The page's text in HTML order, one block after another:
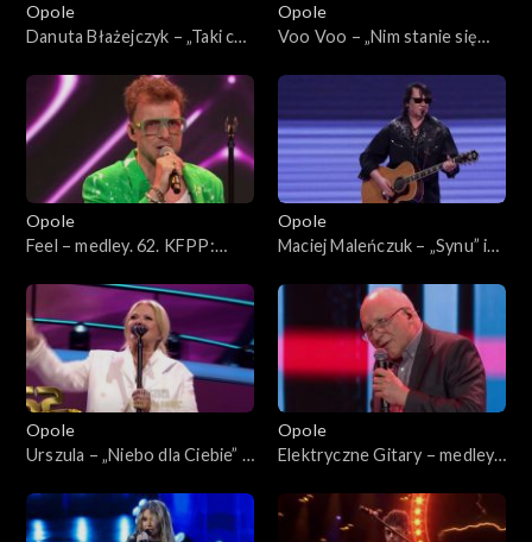
Opole
Danuta Błażejczyk – „Taki cud
„SuperJedynki”
Opole
Voo Voo – „Nim stanie się
Koncert „SuperJedynki”
Opole
Feel – medley. 62. KFPP:
Opole
Maciej Maleńczuk – „Synu” i
KFPP: Koncert
„SuperJedynki”
Opole
Urszula – „Niebo dla Ciebie” i
62. KFPP: Koncert
„SuperJedynki”
Opole
Elektryczne Gitary – medley.
„SuperJedynki”